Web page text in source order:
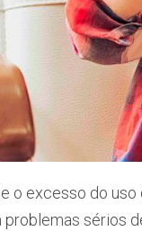
o excesso do
problemas sérios